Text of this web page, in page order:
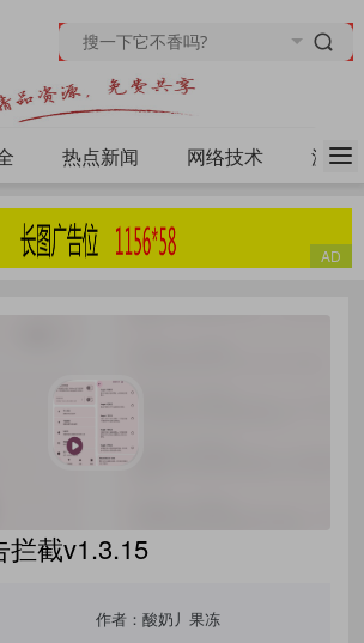
热点新闻 网络技术 源码
拦截v1.3.15
作者：酸奶丿果冻